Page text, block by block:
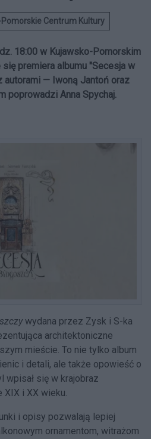
Pomorskie Centrum Kultury
18:00 w Kujawsko-Pomorskim
premiera albumu "Secesja w
autorami — Iwoną Jantoń oraz
poprowadzi Anna Spychaj.
wydana przez Zysk i S-ka
architektoniczne
mieście. To nie tylko album
i detali, ale także opowieść o
wpisał się w krajobraz
XIX i XX wieku.
i opisy pozwalają lepiej
ornamentom, witrażom